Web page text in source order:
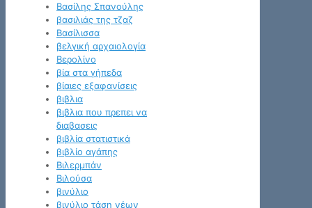
Βασίλης Σπανούλης
βασιλιάς της τζαζ
Βασίλισσα
βελγική αρχαιολογία
Βερολίνο
βία στα γήπεδα
βίαιες εξαφανίσεις
βιβλια
βιβλια που πρεπει να
διαβασεις
βιβλία στατιστικά
βιβλίο αγάπης
Βιλερμπάν
Βιλούσα
βινύλιο
βινύλιο τάση νέων